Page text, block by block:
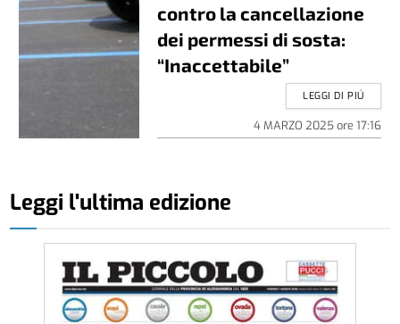
contro la cancellazione
dei permessi di sosta:
“Inaccettabile”
4 MARZO 2025ore 17:16
LEGGI DI PIÚ
Leggi l'ultima edizione